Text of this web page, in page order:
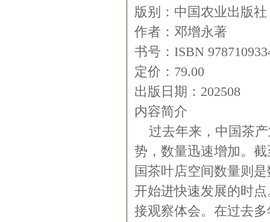
版别：中国农业出版社
作者：邓增永著
书号：ISBN
定价：79.00
出版日期：202508
内容简介
过去年来，中国茶产
势，数量迅速增加。
国茶叶店空间数量则
开始进快速发展的时
接观察体会。在过去